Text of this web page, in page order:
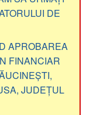
DE
APROBAREA
FINANCIAR
JUDEȚUL